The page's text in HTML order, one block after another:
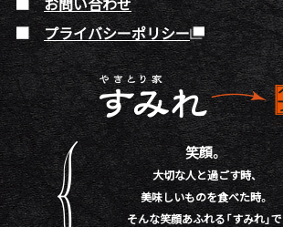
プライバシーポリシー
笑顔。
大切な人と過ごす時、
美味しいものを食べた時。
そんな笑顔あふれる「すみれ」で